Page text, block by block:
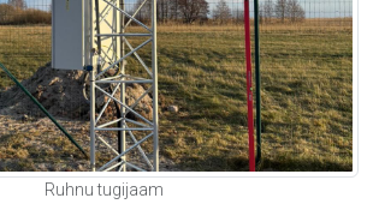
Ruhnu tugijaam